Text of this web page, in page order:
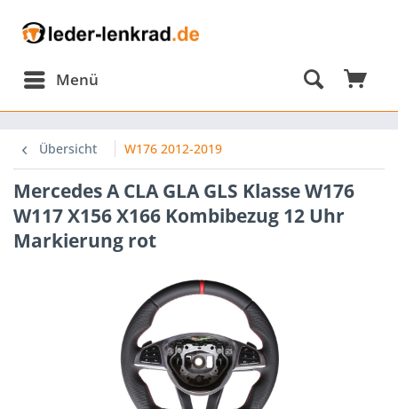
Menü
Übersicht W176 2012-2019
Mercedes A CLA GLA GLS Klasse W176
W117 X156 X166 Kombibezug 12 Uhr
Markierung rot